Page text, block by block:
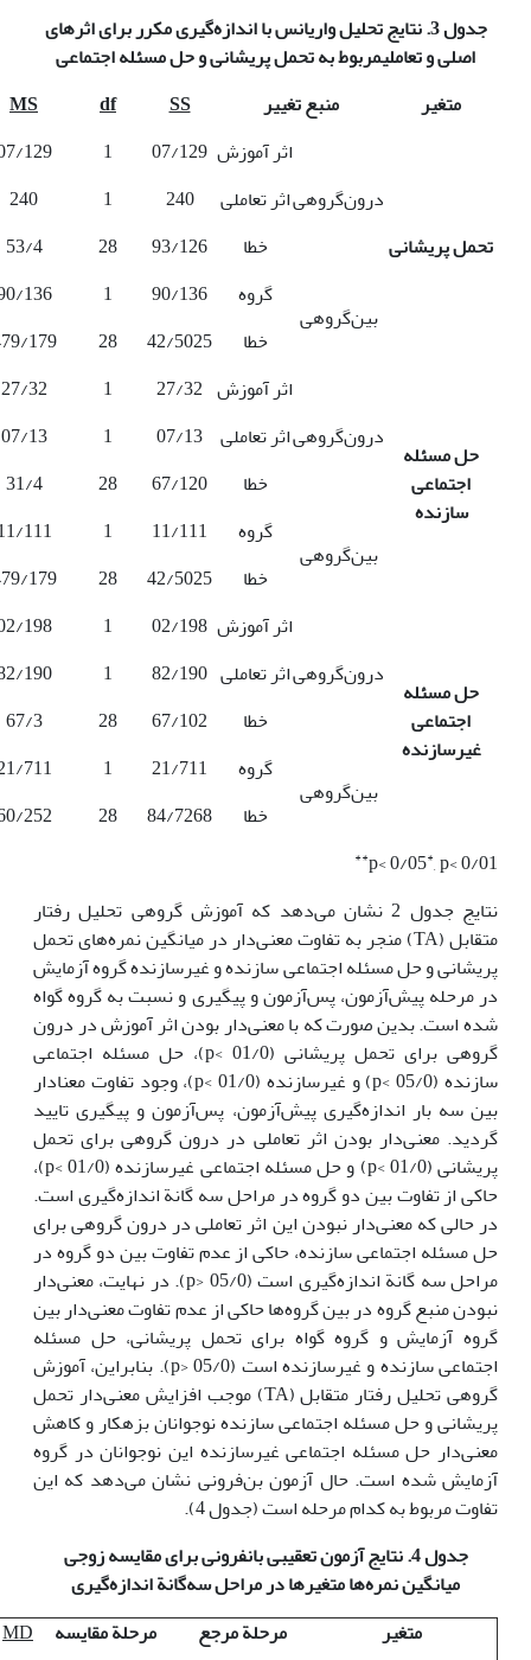
جدول 3. نتایج تحلیل واریانس با اندازه‌گیری مکرر برای اثرهای
اصلی و تعاملیمربوط به تحمل پریشانی و حل مسئله اجتماعی
متغیر
منبع تغییر SS
df
MS
تحمل پریشانی
درون‌گروهی
اثر آموزش 07/129
1
129
اثر تعاملی
240
1
240
خطا
93/126
28
53/4
بین‌گروهی
گروه 90/136
1
136
خطا
42/5025
28
179
حل مسئله
اجتماعی
سازنده
درون‌گروهی
اثر آموزش 27/32
1
27/32
اثر تعاملی 07/13
1
07/13
خطا
67/120
28
31/4
بین‌گروهی
گروه 11/111
1
111
خطا
42/5025
28
179
حل مسئله
اجتماعی
غیرسازنده
درون‌گروهی
اثر آموزش 02/198
1
198
اثر تعاملی 82/190
1
190
خطا
67/102
28
67/3
بین‌گروهی
گروه 21/711
1
711
خطا
84/7268
28
252
p< 0/05*, p< 0/01
**
نتایج جدول 2 نشان می‌دهد که آموزش گروهی تحلیل رفتار
متقابل (TA) منجر به تفاوت معنی‌دار در میانگین نمره‌های تحمل
پریشانی و حل مسئله اجتماعی سازنده و غیرسازنده گروه آزمایش
در مرحله پیش‌آزمون، پس‌آزمون و پیگیری و نسبت به گروه گواه
شده است. بدین صورت که با معنی‌دار بودن اثر آموزش در درون
گروهی برای تحمل پریشانی (01/0 >p)، حل مسئله اجتماعی
سازنده (05/0 >p) و غیرسازنده (01/0 >p)، وجود تفاوت معنادار
بین سه بار اندازه‌گیری پیش‌آزمون، پس‌آزمون و پیگیری تایید
گردید. معنی‌دار بودن اثر تعاملی در درون گروهی برای تحمل
پریشانی (01/0 >p) و حل مسئله اجتماعی غیرسازنده (01/0 >p)،
حاکی از تفاوت بین دو گروه در مراحل سه گانة اندازه‌گیری است.
در حالی که معنی‌دار نبودن این اثر تعاملی در درون گروهی برای
حل مسئله اجتماعی سازنده، حاکی از عدم تفاوت بین دو گروه در
مراحل سه گانة اندازه‌گیری است (05/0 <p). در نهایت، معنی‌دار
نبودن منبع گروه در بین گروه‌ها حاکی از عدم تفاوت معنی‌دار بین
گروه آزمایش و گروه گواه برای تحمل پریشانی، حل مسئله
اجتماعی سازنده و غیرسازنده است (05/0 <p). بنابراین، آموزش
گروهی تحلیل رفتار متقابل (TA) موجب افزایش معنی‌دار تحمل
پریشانی و حل مسئله اجتماعی سازنده نوجوانان بزهکار و کاهش
معنی‌دار حل مسئله اجتماعی غیرسازنده این نوجوانان در گروه
آزمایش شده است. حال آزمون بن‌فرونی نشان می‌دهد که این
تفاوت مربوط به کدام مرحله است (جدول 4).
جدول 4. نتایج آزمون تعقیبی بانفرونی برای مقایسه زوجی
میانگین نمره‌ها متغیرها در مراحل سه‌گانة اندازه‌گیری
متغیر
مرحلة مرجع مرحلة مقایسه MD